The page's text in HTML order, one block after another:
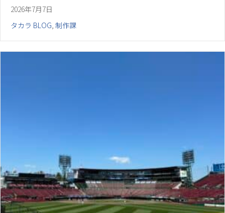
2026年7月7日
タカラ BLOG, 制作課